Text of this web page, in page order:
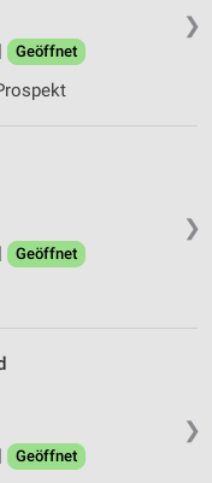
❯
Geöffnet
❯
Geöffnet
❯
Geöffnet